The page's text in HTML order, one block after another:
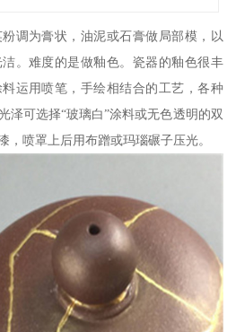
调为膏状，油泥或石膏做局部模，以
。难度的是做釉色。瓷器的釉色很丰
运用喷笔，手绘相结合的工艺，各种
泽可选择“玻璃白”涂料或无色透明的双
，喷罩上后用布蹭或玛瑙碾子压光。